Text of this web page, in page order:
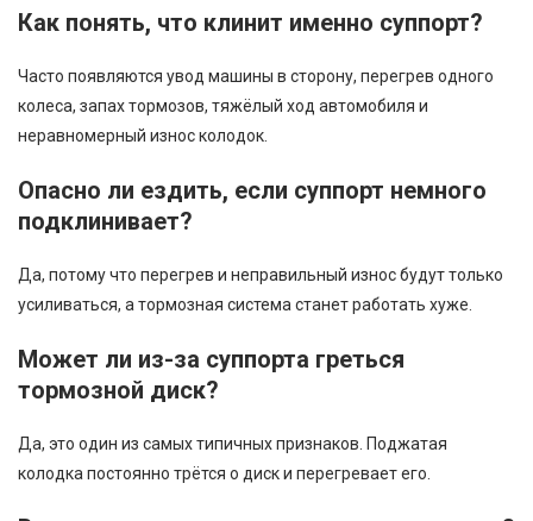
Как понять, что клинит именно суппорт?
Часто появляются увод машины в сторону, перегрев одного
колеса, запах тормозов, тяжёлый ход автомобиля и
неравномерный износ колодок.
Опасно ли ездить, если суппорт немного
подклинивает?
Да, потому что перегрев и неправильный износ будут только
усиливаться, а тормозная система станет работать хуже.
Может ли из-за суппорта греться
тормозной диск?
Да, это один из самых типичных признаков. Поджатая
колодка постоянно трётся о диск и перегревает его.